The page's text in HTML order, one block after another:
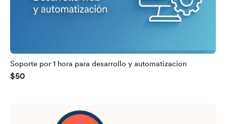
Soporte por 1 hora para desarrollo y automatizacion
$50